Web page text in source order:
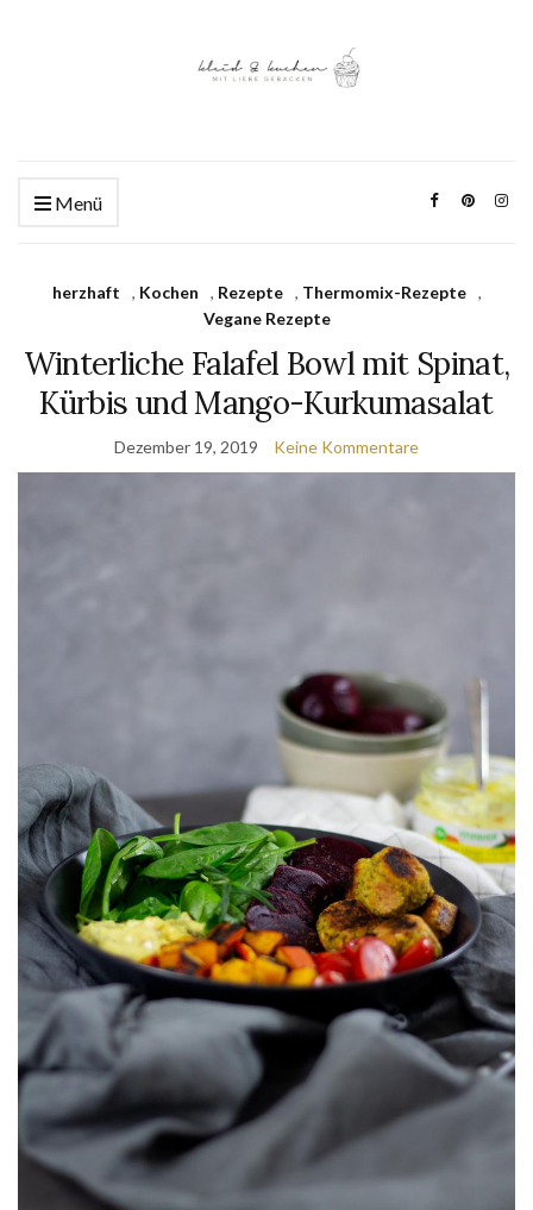
Menü
herzhaft , Kochen , Rezepte , Thermomix-Rezepte
,
Vegane Rezepte
Winterliche Falafel Bowl mit Spinat,
Kürbis und Mango-Kurkumasalat
Dezember 19, 2019 Keine Kommentare